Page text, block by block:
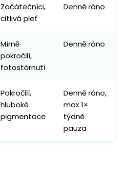
Začátečníci,
citlivá pleť
Denně ráno
Mírně
pokročilí,
fotostárnutí
Denně ráno
Pokročilí,
hluboké
pigmentace
Denně ráno,
max 1×
týdně
pauza